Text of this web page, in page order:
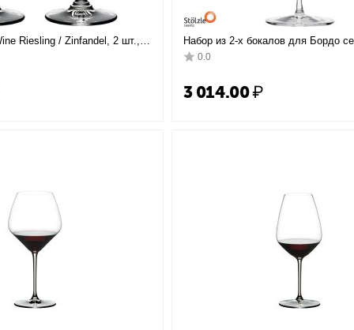
Riesling / Zinfandel, 2 шт.,
Набор из 2-х бокалов для Бордо
Quatrophil, 644 мл, D102 мм, H255
0.0
3 014.00₽